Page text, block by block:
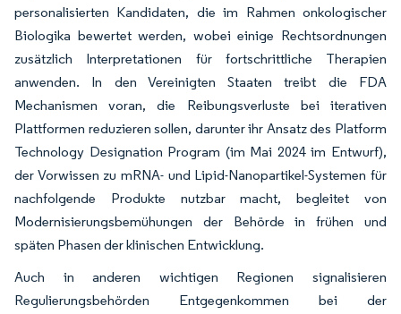
personalisierten Kandidaten, die im Rahmen onkologischer
Biologika bewertet werden, wobei einige Rechtsordnungen
zusätzlich Interpretationen für fortschrittliche Therapien
anwenden. In den Vereinigten Staaten treibt die FDA
Mechanismen voran, die Reibungsverluste bei iterativen
Plattformen reduzieren sollen, darunter ihr Ansatz des Platform
Technology Designation Program (im Mai 2024 im Entwurf),
der Vorwissen zu mRNA- und Lipid-Nanopartikel-Systemen für
nachfolgende Produkte nutzbar macht, begleitet von
Modernisierungsbemühungen der Behörde in frühen und
späten Phasen der klinischen Entwicklung.
Auch in anderen wichtigen Regionen signalisieren
Regulierungsbehörden Entgegenkommen bei der